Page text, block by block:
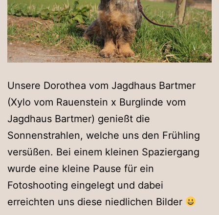
Unsere Dorothea vom Jagdhaus Bartmer
(Xylo vom Rauenstein x Burglinde vom
Jagdhaus Bartmer) genießt die
Sonnenstrahlen, welche uns den Frühling
versüßen. Bei einem kleinen Spaziergang
wurde eine kleine Pause für ein
Fotoshooting eingelegt und dabei
erreichten uns diese niedlichen Bilder